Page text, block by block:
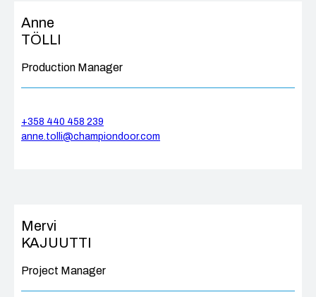
Anne
TÖLLI
Production Manager
+358 440 458 239
anne.tolli@championdoor.com
Mervi
KAJUUTTI
Project Manager